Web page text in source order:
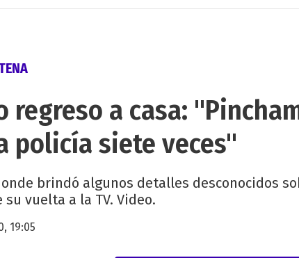
a casa:
policía siete veces"
brindó algunos detalles desconocidos
vuelta a la TV. Video.
19:05